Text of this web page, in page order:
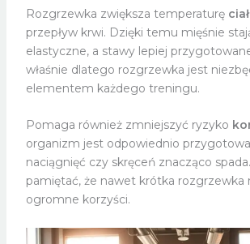
Rozgrzewka zwiększa temperaturę
przepływ krwi. Dzięki temu mięśnie
elastyczne, a stawy lepiej
właśnie dlatego rozgrzewka jest
elementem każdego treningu.
Pomaga również zmniejszyć ryzyko
organizm jest odpowiednio
naciągnięć czy skręceń znacząco
pamiętać, że nawet krótka rozgrzewka
ogromne korzyści.